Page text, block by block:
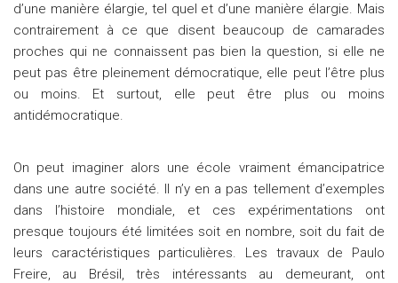
d’une manière élargie, tel quel et d’une manière élargie. Mais
contrairement à ce que disent beaucoup de camarades
proches qui ne connaissent pas bien la question, si elle ne
peut pas être pleinement démocratique, elle peut l’être plus
ou moins. Et surtout, elle peut être plus ou moins
antidémocratique.
On peut imaginer alors une école vraiment émancipatrice
dans une autre société. Il n’y en a pas tellement d’exemples
dans l’histoire mondiale, et ces expérimentations ont
presque toujours été limitées soit en nombre, soit du fait de
leurs caractéristiques particulières. Les travaux de Paulo
Freire, au Brésil, très intéressants au demeurant, ont